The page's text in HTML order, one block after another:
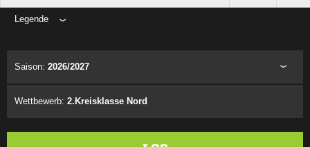
Legende
Saison: 2026/2027
Wettbewerb: 2.Kreisklasse Nord